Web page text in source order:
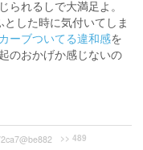
られるしで大満足よ。
した時に気付いてしま
ーブついてる違和感を
のおかげか感じないの
>> 489